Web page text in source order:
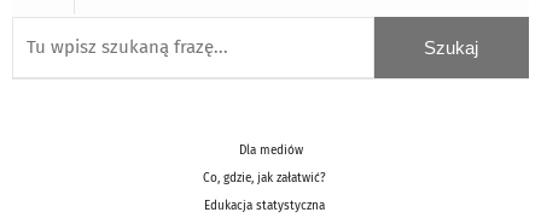
Dla mediów
Co, gdzie, jak załatwić?
Edukacja statystyczna